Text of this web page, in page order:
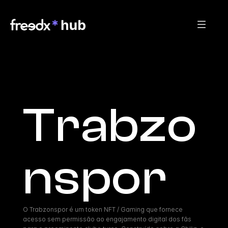
Trabzo
nspor
O Trabzonspor é um token NFT / Gaming que fornece
acesso sem permissão ao engajamento digital dos fãs